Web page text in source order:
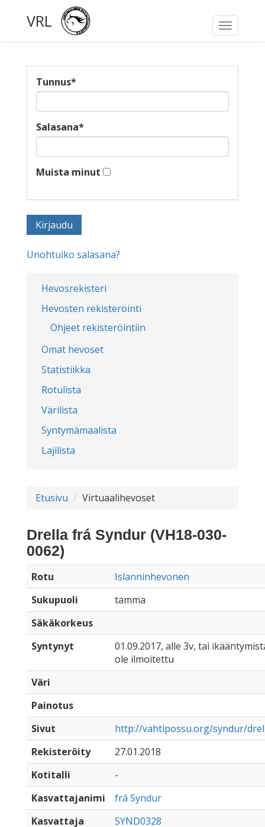
Toggle
VRL
Hevosrekisteri
Hevosten rekisteröinti
Ohjeet rekisteröintiin
Omat hevoset
Statistiikka
Rotulista
Värilista
Syntymämaalista
Lajilista
Tunnus*
Salasana*
Muista minut
Unohtuiko salasana?
Etusivu Virtuaalihevoset
Drella frá Syndur (VH18-030-
0062)
Rotu
Islanninhevonen
Sukupuoli
tamma
Säkäkorkeus
Syntynyt
01.09.2017, alle 3v, tai
ole ilmoitettu
Väri
Painotus
Sivut
http://vahtipossu.org/syndur/
Rekisteröity
27.01.2018
Kotitalli
-
Kasvattajanimi
frá Syndur
Kasvattaja
SYND0328